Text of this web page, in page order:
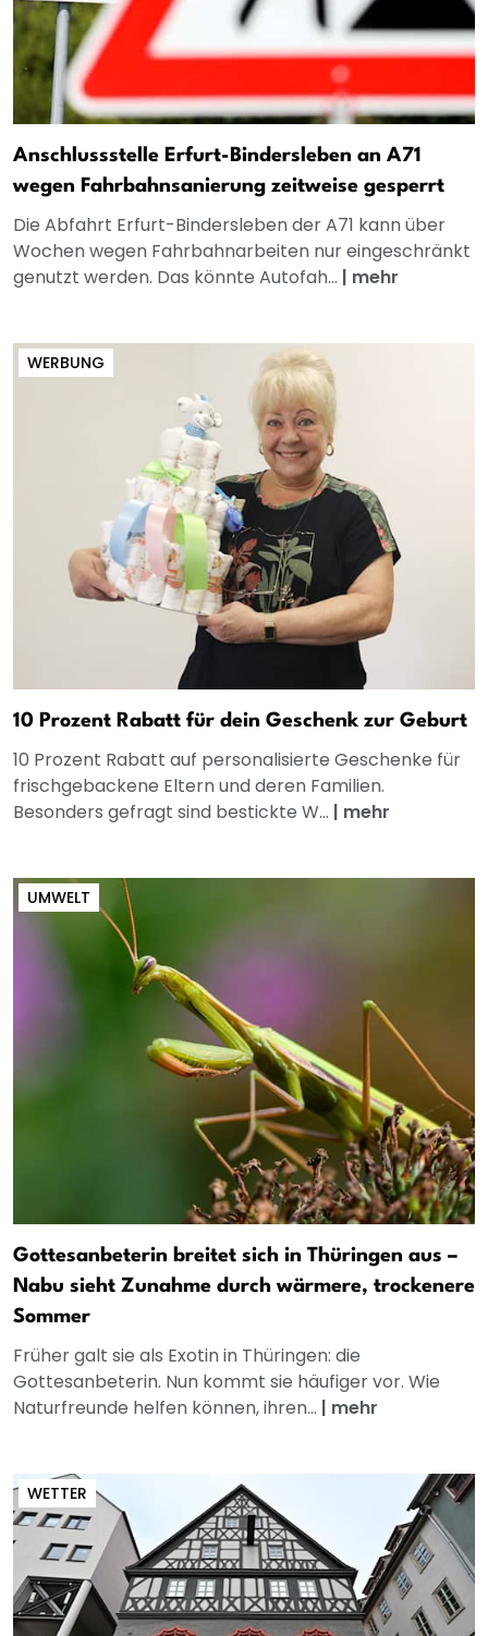
Anschlussstelle Erfurt-Bindersleben an A71
wegen Fahrbahnsanierung zeitweise gesperrt
Die Abfahrt Erfurt-Bindersleben der A71 kann über
Wochen wegen Fahrbahnarbeiten nur eingeschränkt
genutzt werden. Das könnte Autofah... | mehr
WERBUNG
10 Prozent Rabatt für dein Geschenk zur Geburt
10 Prozent Rabatt auf personalisierte Geschenke für
frischgebackene Eltern und deren Familien.
Besonders gefragt sind bestickte W... | mehr
UMWELT
Gottesanbeterin breitet sich in Thüringen aus –
Nabu sieht Zunahme durch wärmere, trockenere
Sommer
Früher galt sie als Exotin in Thüringen: die
Gottesanbeterin. Nun kommt sie häufiger vor. Wie
Naturfreunde helfen können, ihren... | mehr
WETTER